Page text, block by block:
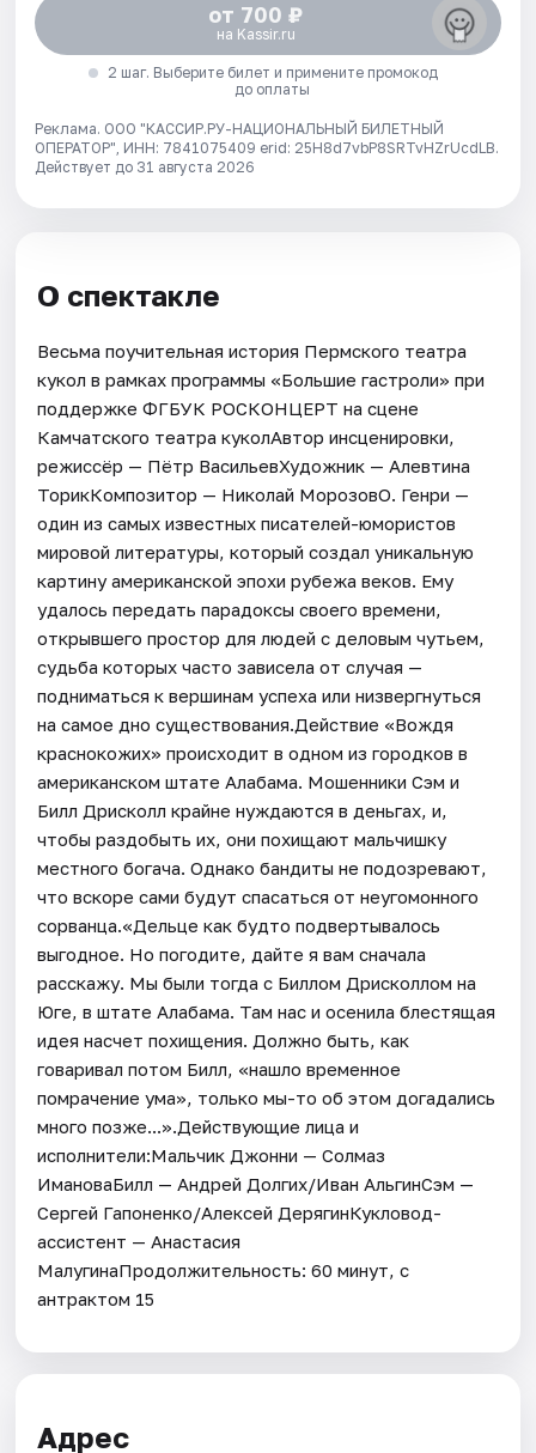
от 700 ₽
на Kassir.ru
2 шаг. Выберите билет и примените промокод
до оплаты
Реклама. ООО "КАССИР.РУ-НАЦИОНАЛЬНЫЙ БИЛЕТНЫЙ
ОПЕРАТОР", ИНН: 7841075409 erid: 25H8d7vbP8SRTvHZrUcdLB.
Действует до 31 августа 2026
О спектакле
Весьма поучительная история Пермского театра
кукол в рамках программы «Большие гастроли» при
поддержке ФГБУК РОСКОНЦЕРТ на сцене
Камчатского театра куколАвтор инсценировки,
режиссёр — Пётр ВасильевХудожник — Алевтина
ТорикКомпозитор — Николай МорозовО. Генри —
один из самых известных писателей-юмористов
мировой литературы, который создал уникальную
картину американской эпохи рубежа веков. Ему
удалось передать парадоксы своего времени,
открывшего простор для людей с деловым чутьем,
судьба которых часто зависела от случая —
подниматься к вершинам успеха или низвергнуться
на самое дно существования.Действие «Вождя
краснокожих» происходит в одном из городков в
американском штате Алабама. Мошенники Сэм и
Билл Дрисколл крайне нуждаются в деньгах, и,
чтобы раздобыть их, они похищают мальчишку
местного богача. Однако бандиты не подозревают,
что вскоре сами будут спасаться от неугомонного
сорванца.«Дельце как будто подвертывалось
выгодное. Но погодите, дайте я вам сначала
расскажу. Мы были тогда с Биллом Дрисколлом на
Юге, в штате Алабама. Там нас и осенила блестящая
идея насчет похищения. Должно быть, как
говаривал потом Билл, «нашло временное
помрачение ума», только мы-то об этом догадались
много позже...».Действующие лица и
исполнители:Мальчик Джонни — Солмаз
ИмановаБилл — Андрей Долгих/Иван АльгинСэм —
Сергей Гапоненко/Алексей ДерягинКукловод-
ассистент — Анастасия
МалугинаПродолжительность: 60 минут, с
антрактом 15
Адрес